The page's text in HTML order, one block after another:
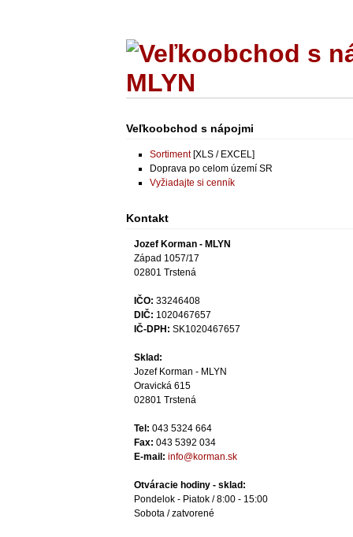
Veľkoobchod s nápojmi
Sortiment[XLS / EXCEL]
Doprava po celom území SR
Vyžiadajte si cenník
Kontakt
Jozef Korman - MLYN
Západ 1057/17
02801 Trstená
IČO: 33246408
DIČ: 1020467657
IČ-DPH: SK1020467657
Sklad:
Jozef Korman - MLYN
Oravická 615
02801 Trstená
Tel: 043 5324 664
Fax: 043 5392 034
E-mail: info@korman.sk
Otváracie hodiny - sklad:
Pondelok - Piatok / 8:00 - 15:00
Sobota / zatvorené